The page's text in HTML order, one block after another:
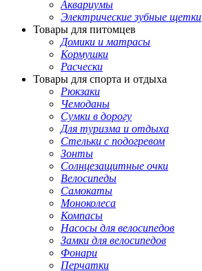
Аквариумы
Электрические зубные щетки
Товары для питомцев
Домики и матрасы
Кормушки
Расчески
Товары для спорта и отдыха
Рюкзаки
Чемоданы
Сумки в дорогу
Для туризма и отдыха
Стельки с подогревом
Зонты
Солнцезащитные очки
Велосипеды
Самокаты
Моноколеса
Компасы
Насосы для велосипедов
Замки для велосипедов
Фонари
Перчатки